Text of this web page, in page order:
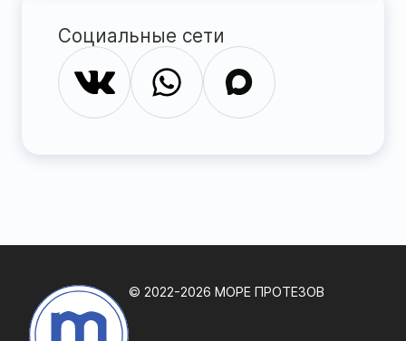
Социальные сети
© 2022-2026 МОРЕ ПРОТЕЗОВ